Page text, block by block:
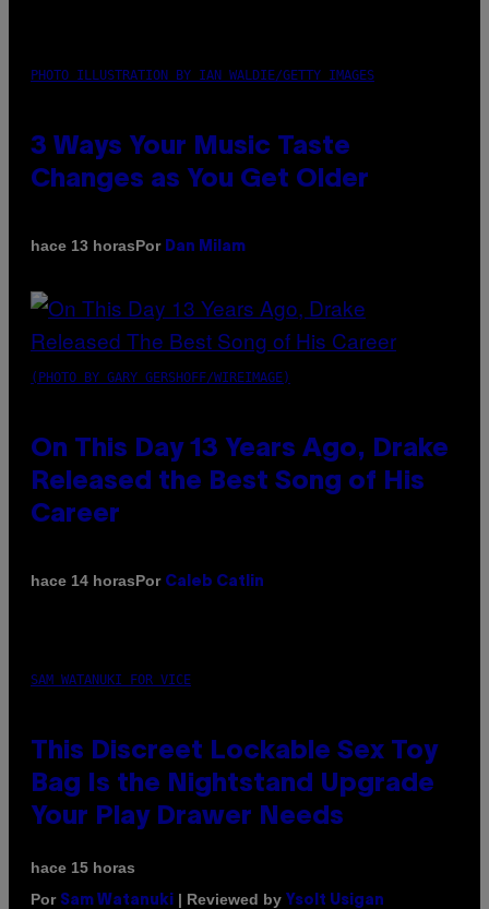
PHOTO ILLUSTRATION BY IAN WALDIE/GETTY IMAGES
3 Ways Your Music Taste
Changes as You Get Older
hace 13 horasPor Dan Milam
(PHOTO BY GARY GERSHOFF/WIREIMAGE)
On This Day 13 Years Ago, Drake
Released the Best Song of His
Career
hace 14 horasPor Caleb Catlin
SAM WATANUKI FOR VICE
This Discreet Lockable Sex Toy
Bag Is the Nightstand Upgrade
Your Play Drawer Needs
hace 15 horas
Por Sam Watanuki | Reviewed by Ysolt Usigan